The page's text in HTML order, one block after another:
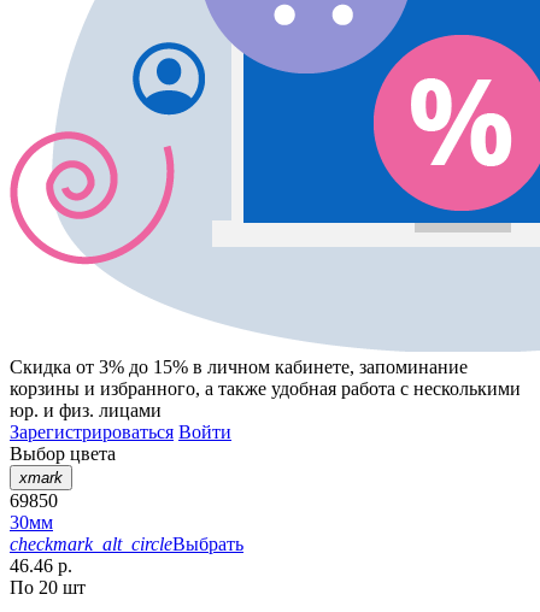
Скидка от 3% до 15% в личном кабинете, запоминание
корзины и избранного, а также удобная работа с несколькими
юр. и физ. лицами
Зарегистрироваться Войти
Выбор цвета
xmark
69850
30мм
checkmark_alt_circleВыбрать
46.46 р.
По 20 шт